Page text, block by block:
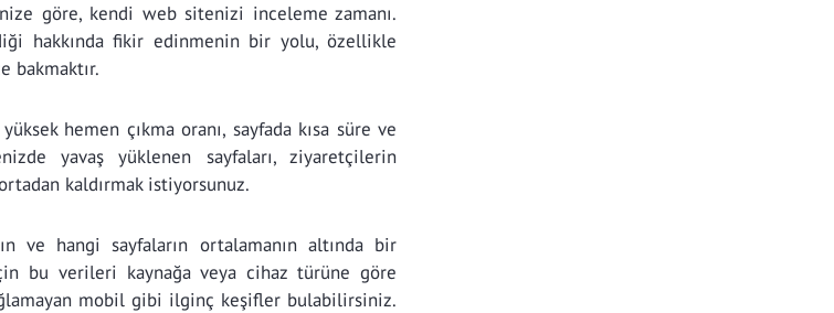
göre, kendi web sitenizi inceleme zamanı.
hakkında fikir edinmenin bir yolu, özellikle
bakmaktır.
hemen çıkma oranı, sayfada kısa süre ve
yavaş yüklenen sayfaları, ziyaretçilerin
kaldırmak istiyorsunuz.
ve hangi sayfaların ortalamanın altında bir
bu verileri kaynağa veya cihaz türüne göre
mobil gibi ilginç keşifler bulabilirsiniz.